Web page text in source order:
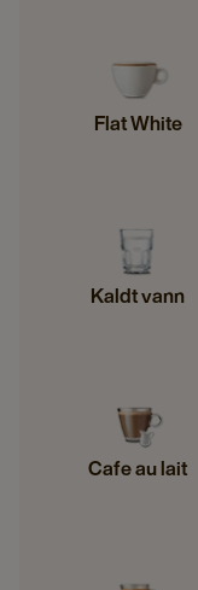
Flat White
Kaldt vann
Cafe au lait